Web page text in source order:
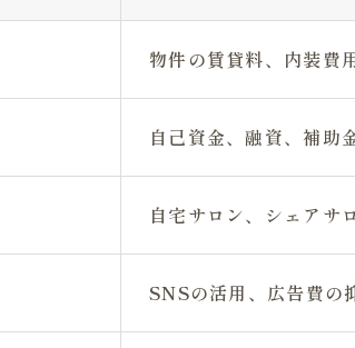
物件の賃貸料、内装費
自己資金、融資、補助
自宅サロン、シェアサ
SNSの活用、広告費の